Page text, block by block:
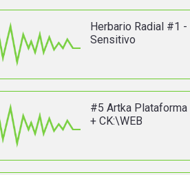
Herbario Radial #1 -
Sensitivo
#5 Artka Plataforma
+ CK:\WEB